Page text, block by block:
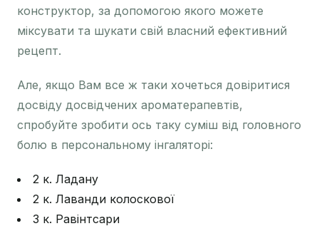
конструктор, за допомогою якого можете
міксувати та шукати свій власний ефективний
рецепт.
Але, якщо Вам все ж таки хочеться довіритися
досвіду досвідчених ароматерапевтів,
спробуйте зробити ось таку суміш від головного
болю в персональному інгаляторі:
2 к. Ладану
2 к. Лаванди колоскової
3 к. Равінтсари